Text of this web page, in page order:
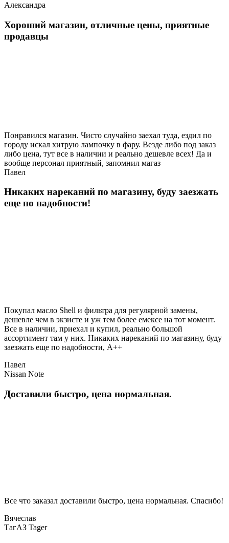
Александра
Хороший магазин, отличные цены, приятные
продавцы
Понравился магазин. Чисто случайно заехал туда, ездил по
городу искал хитрую лампочку в фару. Везде либо под заказ
либо цена, тут все в наличии и реально дешевле всех! Да и
вообще персонал приятный, запомнил магаз
Павел
Никаких нареканий по магазину, буду заезжать
еще по надобности!
Покупал масло Shell и фильтра для регулярной замены,
дешевле чем в экзисте и уж тем более емексе на тот момент.
Все в наличии, приехал и купил, реально большой
ассортимент там у них. Никаких нареканий по магазину, буду
заезжать еще по надобности, A++
Павел
Nissan Note
Доставили быстро, цена нормальная.
Все что заказал доставили быстро, цена нормальная. Спасибо!
Вячеслав
ТагАЗ Tager